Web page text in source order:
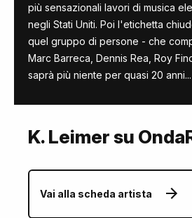
più sensazionali lavori di musica
negli Stati Uniti. Poi l'etichetta
quel gruppo di persone - che
Marc Barreca, Dennis Rea, Roy
saprà più niente per quasi 20 anni...
K. Leimer su
Vai alla scheda artista